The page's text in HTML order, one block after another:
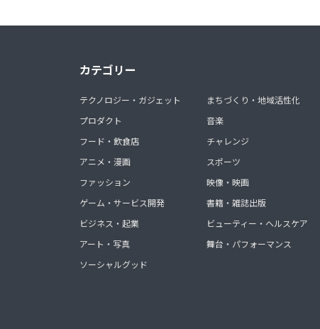
カテゴリー
テクノロジー・ガジェット
プロダクト
フード・飲食店
アニメ・漫画
ファッション
ゲーム・サービス開発
ビジネス・起業
アート・写真
ソーシャルグッド
まちづくり・地域活性化
音楽
チャレンジ
スポーツ
映像・映画
書籍・雑誌出版
ビューティー・ヘルスケア
舞台・パフォーマンス